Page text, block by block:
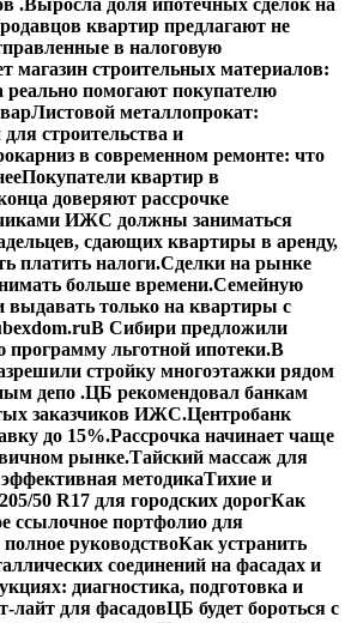
квартир предлагают не
в налоговую
магазин строительных материалов:
реально помогают покупателю
Листовой металлопрокат:
строительства и
в современном ремонте: что
Покупатели квартир в
доверяют рассрочке
ИЖС должны заниматься
сдающих квартиры в аренду,
платить налоги.Сделки на рынке
больше времени.Семейную
выдавать только на квартиры с
bexdom.ruВ Сибири предложили
программу льготной ипотеки.В
стройку многоэтажки рядом
депо .ЦБ рекомендовал банкам
заказчиков ИЖС.Центробанк
до 15%.Рассрочка начинает чаще
рынке.Тайский массаж для
методикаТихие и
50 R17 для городских дорогКак
ссылочное портфолио для
руководствоКак устранить
соединений на фасадах и
диагностика, подготовка и
лайт для фасадовЦБ будет бороться с